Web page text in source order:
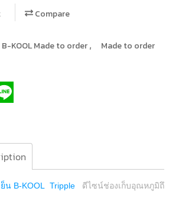
Compare
B-KOOL Made to order, Made to order
ย็น B-KOOL Tripple ดีไซน์ช่องเก็บอุณหภูมิถึง 3